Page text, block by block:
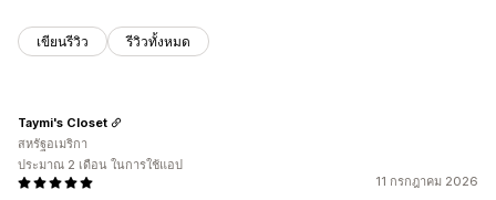
เขียนรีวิว รีวิวทั้งหมด
11 กรกฎาคม 2026
Taymi's Closet
สหรัฐอเมริกา
ประมาณ 2 เดือน ในการใช้แอป